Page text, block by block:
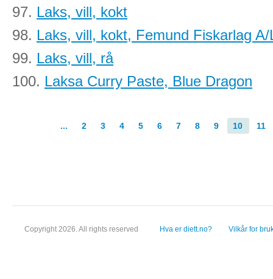
97. Laks, vill, kokt
98. Laks, vill, kokt, Femund Fiskarlag A/
99. Laks, vill, rå
100. Laksa Curry Paste, Blue Dragon
... 2 3 4 5 6 7 8 9 10 11
Copyright 2026. All rights reserved Hva er diett.no? Vilkår for